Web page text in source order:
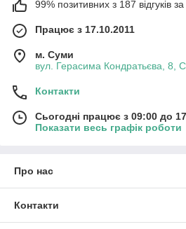
99% позитивних з 187 відгуків за
Працює з 17.10.2011
м. Суми
вул. Герасима Кондратьєва, 8,
Контакти
Сьогодні працює з 09:00 до
Показати весь графік роботи
Про нас
Контакти